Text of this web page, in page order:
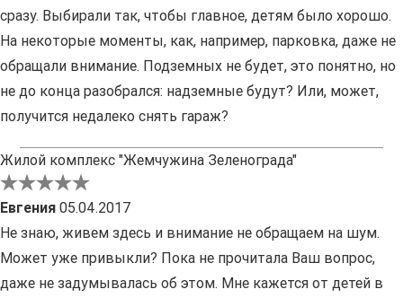
сразу. Выбирали так, чтобы главное, детям было хорошо.
На некоторые моменты, как, например, парковка, даже не
обращали внимание. Подземных не будет, это понятно, но
не до конца разобрался: надземные будут? Или, может,
получится недалеко снять гараж?
Жилой комплекс "Жемчужина Зеленограда"
Евгения 05.04.2017
Не знаю, живем здесь и внимание не обращаем на шум.
Может уже привыкли? Пока не прочитала Ваш вопрос,
даже не задумывалась об этом. Мне кажется от детей в